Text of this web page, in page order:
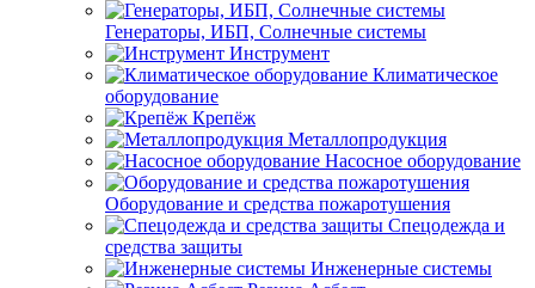
Генераторы, ИБП, Солнечные системы
Инструмент
Климатическое
оборудование
Крепёж
Металлопродукция
Насосное оборудование
Оборудование и средства пожаротушения
Спецодежда и
средства защиты
Инженерные системы